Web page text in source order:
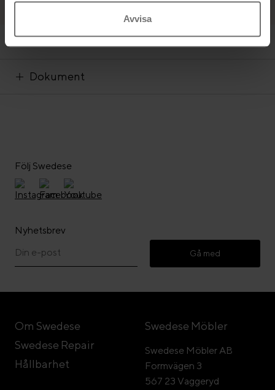
Avvisa
Produktinformation
Dokument
Följ Swedese
Nyhetsbrev
Gå med
Om Swedese
Swedese Repair
Hållbarhet
Swedese Möbler
Swedese Möbler AB
Formvägen 3
567 23 Vaggeryd